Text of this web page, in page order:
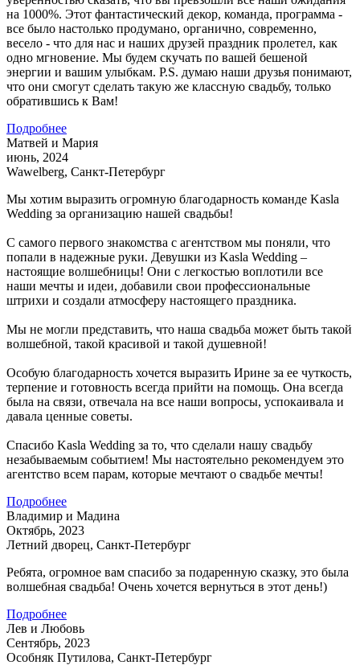
на 1000%. Этот фантастический декор, команда, программа -
все было настолько продумано, органично, современно,
весело - что для нас и наших друзей праздник пролетел, как
одно мгновение. Мы будем скучать по вашей бешеной
энергии и вашим улыбкам. P.S. думаю наши друзья понимают,
что они смогут сделать такую же классную свадьбу, только
обратившись к Вам!
Подробнее
Матвей и Мария
июнь, 2024
Wawelberg, Санкт-Петербург
Мы хотим выразить огромную благодарность команде Kasla
Wedding за организацию нашей свадьбы!
С самого первого знакомства с агентством мы поняли, что
попали в надежные руки. Девушки из Kasla Wedding –
настоящие волшебницы! Они с легкостью воплотили все
наши мечты и идеи, добавили свои профессиональные
штрихи и создали атмосферу настоящего праздника.
Мы не могли представить, что наша свадьба может быть такой
волшебной, такой красивой и такой душевной!
Особую благодарность хочется выразить Ирине за ее чуткость,
терпение и готовность всегда прийти на помощь. Она всегда
была на связи, отвечала на все наши вопросы, успокаивала и
давала ценные советы.
Спасибо Kasla Wedding за то, что сделали нашу свадьбу
незабываемым событием! Мы настоятельно рекомендуем это
агентство всем парам, которые мечтают о свадьбе мечты!
Подробнее
Владимир и Мадина
Октябрь, 2023
Летний дворец, Санкт-Петербург
Ребята, огромное вам спасибо за подаренную сказку, это была
волшебная свадьба! Очень хочется вернуться в этот день!)
Подробнее
Лев и Любовь
Сентябрь, 2023
Особняк Путилова, Санкт-Петербург